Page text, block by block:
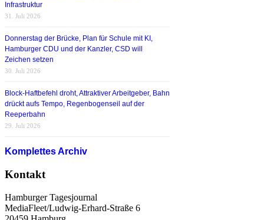
Infrastruktur
31. Juli 2026
Donnerstag der Brücke, Plan für Schule mit KI,
Hamburger CDU und der Kanzler, CSD will
Zeichen setzen
30. Juli 2026
Block-Haftbefehl droht, Attraktiver Arbeitgeber, Bahn
drückt aufs Tempo, Regenbogenseil auf der
Reeperbahn
29. Juli 2026
Komplettes Archiv
Kontakt
Hamburger Tagesjournal
MediaFleet/Ludwig-Erhard-Straße 6